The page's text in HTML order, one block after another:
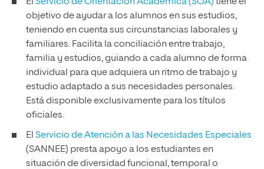
objetivo de ayudar a los alumnos en sus estudios,
teniendo en cuenta sus circunstancias laborales y
familiares. Facilita la conciliación entre trabajo,
familia y estudios, guiando a cada alumno de forma
individual para que adquiera un ritmo de trabajo y
estudio adaptado a sus necesidades personales.
Está disponible exclusivamente para los títulos
oficiales.
El Servicio de Atención a las Necesidades Especiales
(SANNEE) presta apoyo a los estudiantes en
situación de diversidad funcional, temporal o